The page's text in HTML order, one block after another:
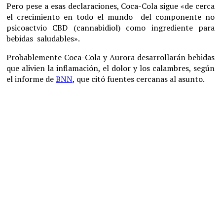
Pero pese a esas declaraciones, Coca-Cola sigue «de cerca
el crecimiento en todo el mundo del componente no
psicoactvio CBD (cannabidiol) como ingrediente para
bebidas saludables».
Probablemente Coca-Cola y Aurora desarrollarán bebidas
que alivien la inflamación, el dolor y los calambres, según
el informe deBNN, que citó fuentes cercanas al asunto.